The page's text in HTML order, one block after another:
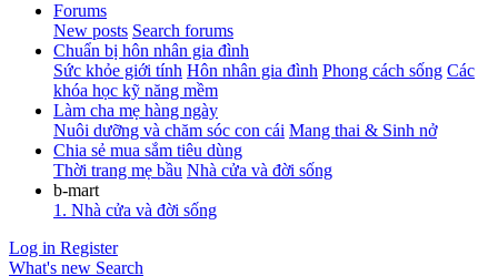
Forums
New posts Search forums
Chuẩn bị hôn nhân gia đình
Sức khỏe giới tính Hôn nhân gia đình Phong cách sống Các
khóa học kỹ năng mềm
Làm cha mẹ hàng ngày
Nuôi dưỡng và chăm sóc con cái Mang thai & Sinh nở
Chia sẻ mua sắm tiêu dùng
Thời trang mẹ bầu Nhà cửa và đời sống
b-mart
1. Nhà cửa và đời sống
Log in Register
What's new Search